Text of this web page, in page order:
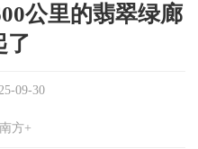
公里的翡翠绿廊
了
09-30
方+